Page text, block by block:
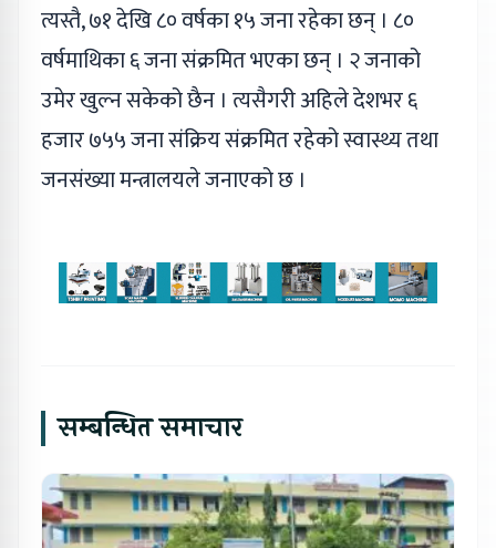
त्यस्तै, ७१ देखि ८० वर्षका १५ जना रहेका छन् । ८०
वर्षमाथिका ६ जना संक्रमित भएका छन् । २ जनाको
उमेर खुल्न सकेको छैन । त्यसैगरी अहिले देशभर ६
हजार ७५५ जना संक्रिय संक्रमित रहेको स्वास्थ्य तथा
जनसंख्या मन्त्रालयले जनाएको छ ।
सम्बन्धित समाचार